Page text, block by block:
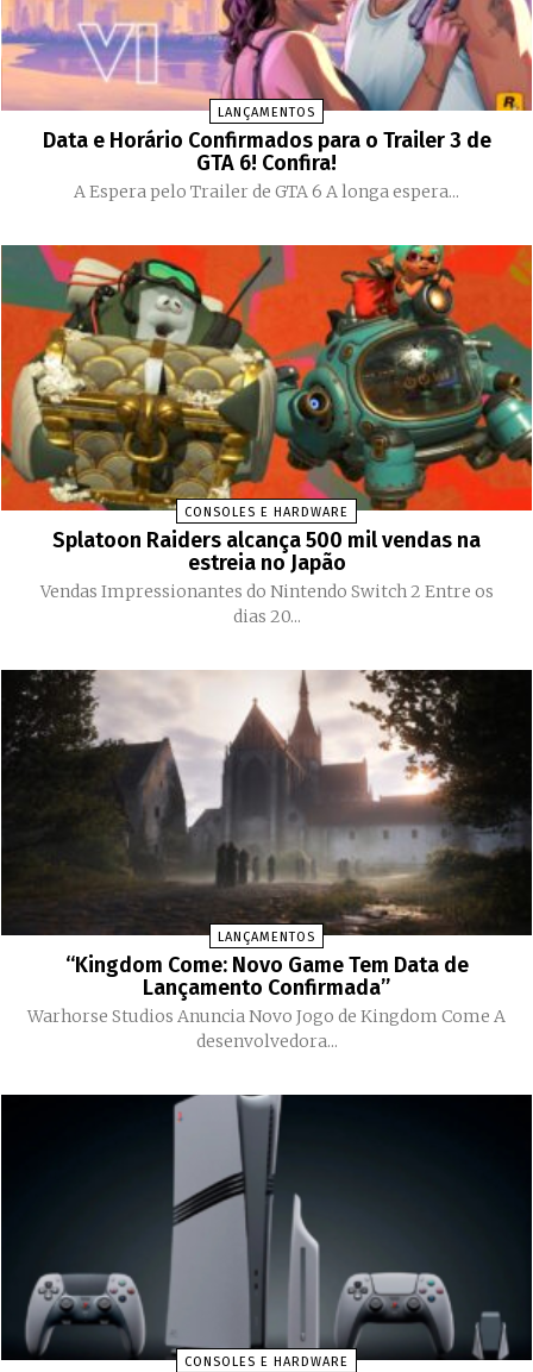
LANÇAMENTOS
Data e Horário Confirmados para o Trailer 3 de
GTA 6! Confira!
A Espera pelo Trailer de GTA 6 A longa espera...
CONSOLES E HARDWARE
Splatoon Raiders alcança 500 mil vendas na
estreia no Japão
Vendas Impressionantes do Nintendo Switch 2 Entre os
dias 20...
LANÇAMENTOS
“Kingdom Come: Novo Game Tem Data de
Lançamento Confirmada”
Warhorse Studios Anuncia Novo Jogo de Kingdom Come A
desenvolvedora...
CONSOLES E HARDWARE